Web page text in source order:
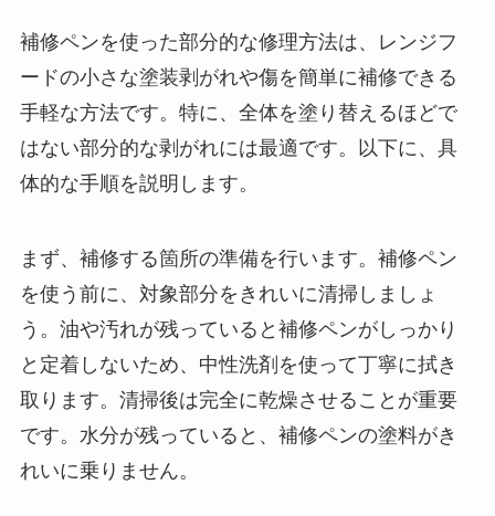
補修ペンを使った部分的な修理方法は、レンジフ
ードの小さな塗装剥がれや傷を簡単に補修できる
手軽な方法です。特に、全体を塗り替えるほどで
はない部分的な剥がれには最適です。以下に、具
体的な手順を説明します。
まず、補修する箇所の準備を行います。補修ペン
を使う前に、対象部分をきれいに清掃しましょ
う。油や汚れが残っていると補修ペンがしっかり
と定着しないため、中性洗剤を使って丁寧に拭き
取ります。清掃後は完全に乾燥させることが重要
です。水分が残っていると、補修ペンの塗料がき
れいに乗りません。